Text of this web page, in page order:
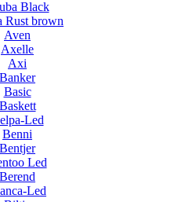
Black
Rust brown
Aven
Axelle
Axi
Banker
Basic
Baskett
Led
Benni
Bentjer
Led
Berend
Led